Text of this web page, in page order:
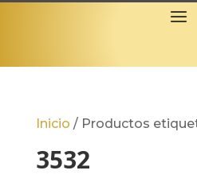
Inicio / Productos
3532